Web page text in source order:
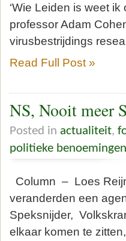
‘Wie Leiden is weet
professor Adam
virusbestrijdings
Read Full Post »
NS, Nooit meer
Posted in actualiteit,
politieke benoemingen
Column – Loes
veranderden een
Speksnijder,
elkaar komen te